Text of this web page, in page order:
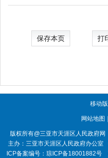
保存本页 打
移动版
网站地图 ｜
版权所有@三亚市天涯区人民政府网
主办：三亚市天涯区人民政府办公室
ICP备案编号： 琼ICP备18001882号